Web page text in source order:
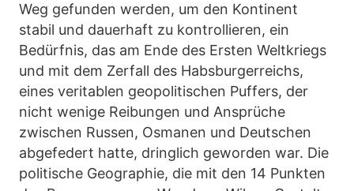
Weg gefunden werden, um den Kontinent
stabil und dauerhaft zu kontrollieren, ein
Bedürfnis, das am Ende des Ersten Weltkriegs
und mit dem Zerfall des Habsburgerreichs,
eines veritablen geopolitischen Puffers, der
nicht wenige Reibungen und Ansprüche
zwischen Russen, Osmanen und Deutschen
abgefedert hatte, dringlich geworden war. Die
politische Geographie, die mit den 14 Punkten